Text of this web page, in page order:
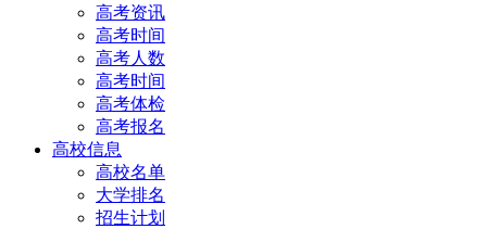
高考资讯
高考时间
高考人数
高考时间
高考体检
高考报名
高校信息
高校名单
大学排名
招生计划